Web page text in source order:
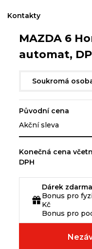
Kontakty
MAZDA 6
automat,
Soukromá
Původní cena
Akční sleva
Konečná cena
DPH
Dárek zdarma
Bonus pro
Kč
Bonus pro